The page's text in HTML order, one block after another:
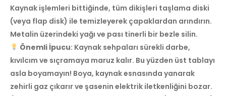
Kaynak işlemleri bittiğinde, tüm dikişleri taşlama diski
(veya flap disk) ile temizleyerek çapaklardan arındırın.
Metalin üzerindeki yağı ve pası tinerli bir bezle silin.
Önemli İpucu: Kaynak sehpaları sürekli darbe,
kıvılcım ve sıçramaya maruz kalır. Bu yüzden üst tablayı
asla boyamayın! Boya, kaynak esnasında yanarak
zehirli gaz çıkarır ve şasenin elektrik iletkenliğini bozar.